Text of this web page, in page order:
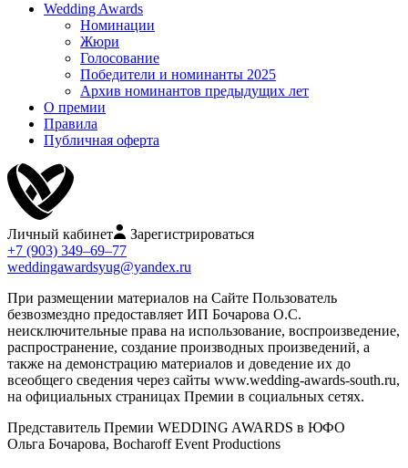
Wedding Awards
Номинации
Жюри
Голосование
Победители и номинанты 2025
Архив номинантов предыдущих лет
О премии
Правила
Публичная оферта
Личный кабинет
Зарегистрироваться
+7 (903) 349–69–77
weddingawardsyug@yandex.ru
При размещении материалов на Сайте Пользователь
безвозмездно предоставляет ИП Бочарова О.С.
неисключительные права на использование, воспроизведение,
распространение, создание производных произведений, а
также на демонстрацию материалов и доведение их до
всеобщего сведения через сайты www.wedding-awards-south.ru,
на официальных страницах Премии в социальных сетях.
Представитель Премии WEDDING AWARDS в ЮФО
Ольга Бочарова, Bocharoff Event Productions